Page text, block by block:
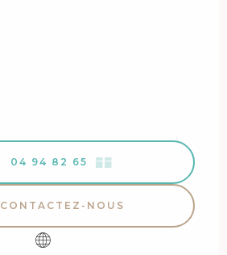
04 94 82 65 ▒▒
CONTACTEZ-NOUS